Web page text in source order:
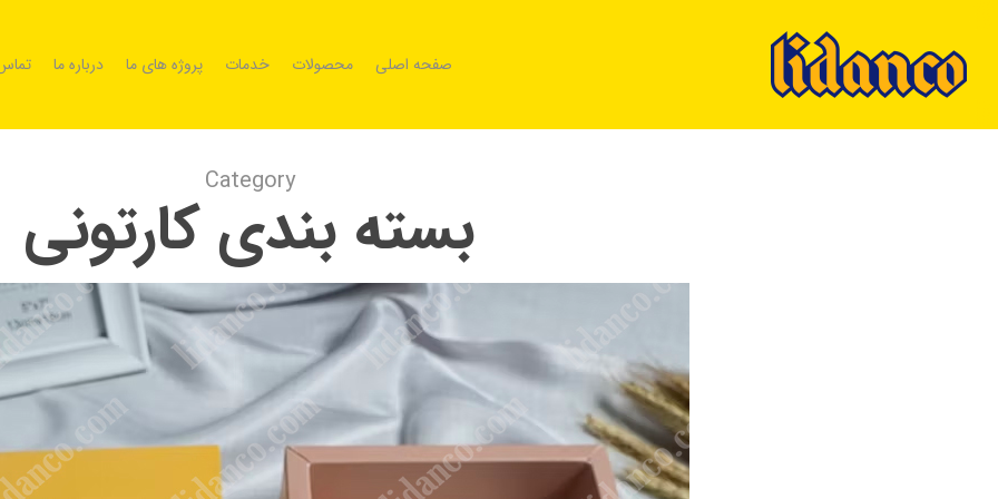
main
content
صفحه اصلی محصولات خدمات پروژه های ما درباره ما
Category
بسته بندی کارتونی